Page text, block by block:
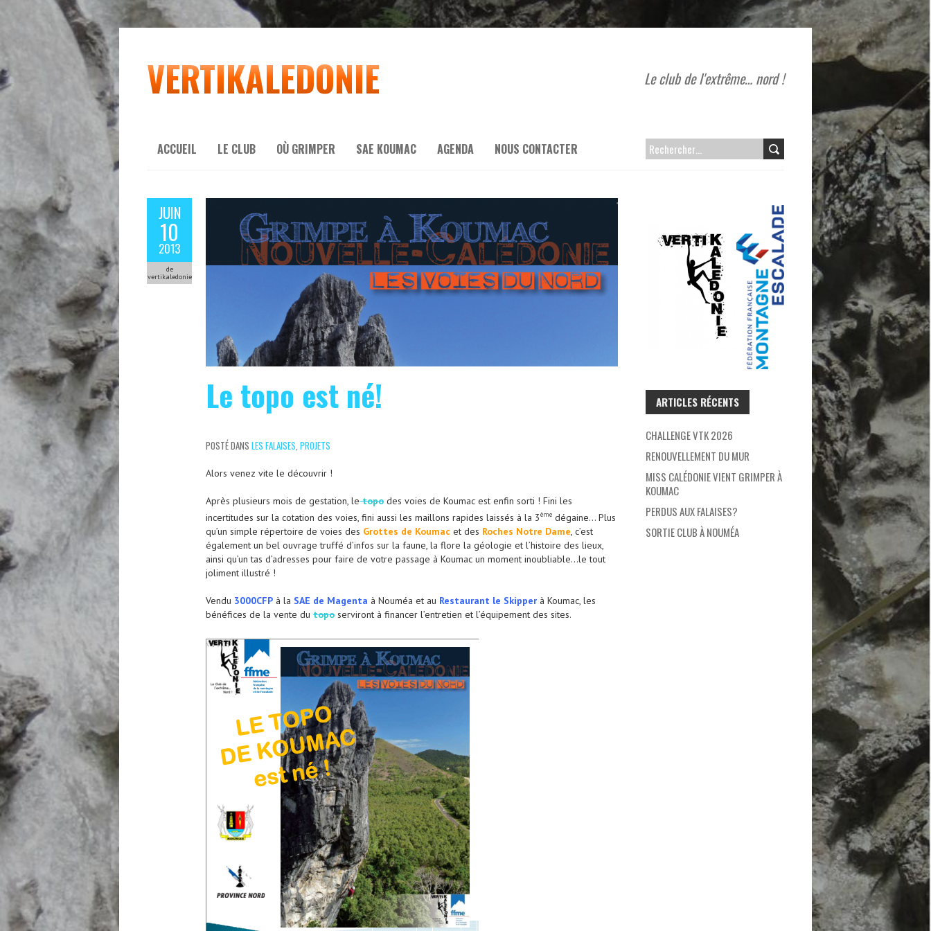
VERTIKALEDONIE Le club de l'extrême… nord !
ACCUEIL LE CLUB OÙ GRIMPER SAE KOUMAC AGENDA NOUS CONTACTER RECHERCHER :
JUIN
10
2013
de
vertikaledonie
Le topo est né!
POSTÉ DANS LES FALAISES PROJETS
Alors venez vite le découvrir !
Après plusieurs mois de gestation, letopo des voies de Koumac est enfin sorti ! Fini les
incertitudes sur la cotation des voies, fini aussi les maillons rapides laissés à la 3ème dégaine… Plus
qu’un simple répertoire de voies des Grottes de Koumac et des Roches Notre Dame , c’est
également un bel ouvrage truffé d’infos sur la faune, la flore la géologie et l’histoire des lieux,
ainsi qu’un tas d’adresses pour faire de votre passage à Koumac un moment inoubliable…le tout
joliment illustré !
Vendu 3000CFP à la SAE de Magenta à Nouméa et au Restaurant le Skipper à Koumac, les
bénéfices de la vente du topo serviront à financer l’entretien et l’équipement des sites.
ARTICLES RÉCENTS
CHALLENGE VTK 2026
RENOUVELLEMENT DU MUR
MISS CALÉDONIE VIENT GRIMPER À
KOUMAC
PERDUS AUX FALAISES?
SORTIE CLUB À NOUMÉA